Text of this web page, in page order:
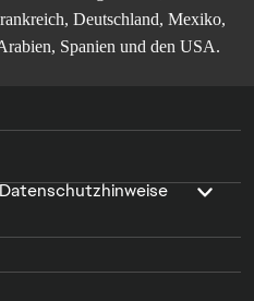
Deutschland, Mexiko,
Spanien und den USA.